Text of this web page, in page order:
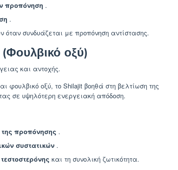
προπόνηση .
.
όταν συνδυάζεται με προπόνηση αντίστασης.
οξύ)
και αντοχής.
φουλβικό οξύ, το Shilajit βοηθά στη βελτίωση της
σε υψηλότερη ενεργειακή απόδοση.
προπόνησης .
συστατικών .
και τη συνολική ζωτικότητα.